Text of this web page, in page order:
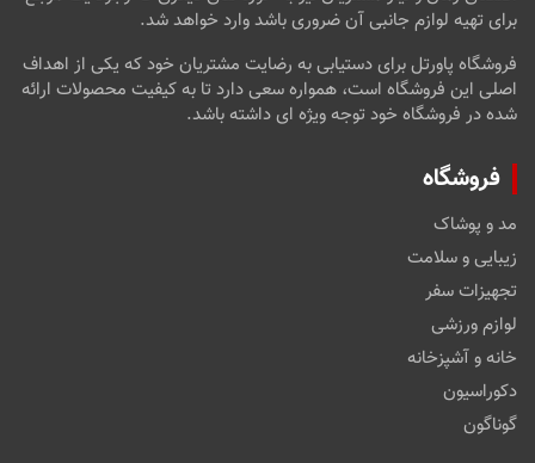
برای تهیه لوازم جانبی آن ضروری باشد وارد خواهد شد.
فروشگاه پاورتل برای دستیابی به رضایت مشتریان خود که یکی از اهداف
اصلی این فروشگاه است، همواره سعی دارد تا به کیفیت محصولات ارائه
شده در فروشگاه خود توجه ویژه ای داشته باشد.
فروشگاه
مد و پوشاک
زیبایی و سلامت
تجهیزات سفر
لوازم ورزشی
خانه و آشپزخانه
دکوراسیون
گوناگون